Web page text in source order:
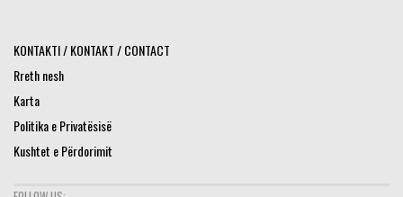
KONTAKTI / KONTAKT / CONTACT
Rreth nesh
Karta
Politika e Privatësisë
Kushtet e Përdorimit